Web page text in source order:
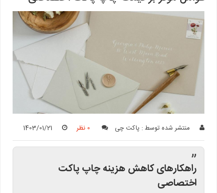
منتشر شده توسط : پاکت چی 0 نظر 1403/01/21
”
راهکارهای کاهش هزینه چاپ پاکت
اختصاصی